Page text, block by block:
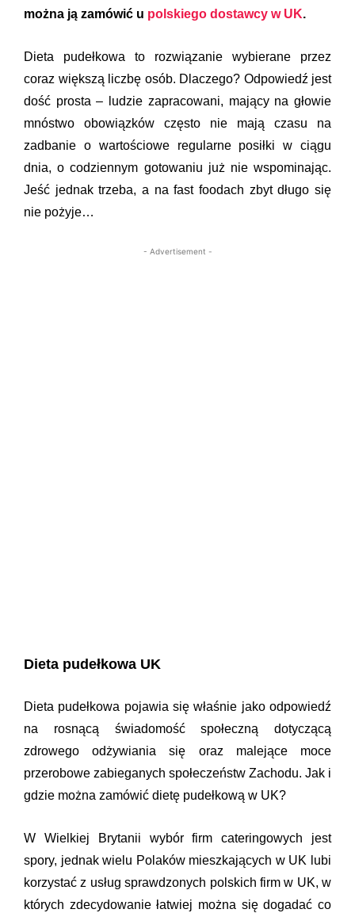
można ją zamówić u polskiego dostawcy w UK.
Dieta pudełkowa to rozwiązanie wybierane przez
coraz większą liczbę osób. Dlaczego? Odpowiedź jest
dość prosta – ludzie zapracowani, mający na głowie
mnóstwo obowiązków często nie mają czasu na
zadbanie o wartościowe regularne posiłki w ciągu
dnia, o codziennym gotowaniu już nie wspominając.
Jeść jednak trzeba, a na fast foodach zbyt długo się
nie pożyje…
- Advertisement -
Dieta pudełkowa UK
Dieta pudełkowa pojawia się właśnie jako odpowiedź
na rosnącą świadomość społeczną dotyczącą
zdrowego odżywiania się oraz malejące moce
przerobowe zabieganych społeczeństw Zachodu. Jak i
gdzie można zamówić dietę pudełkową w UK?
W Wielkiej Brytanii wybór firm cateringowych jest
spory, jednak wielu Polaków mieszkających w UK lubi
korzystać z usług sprawdzonych polskich firm w UK, w
których zdecydowanie łatwiej można się dogadać co